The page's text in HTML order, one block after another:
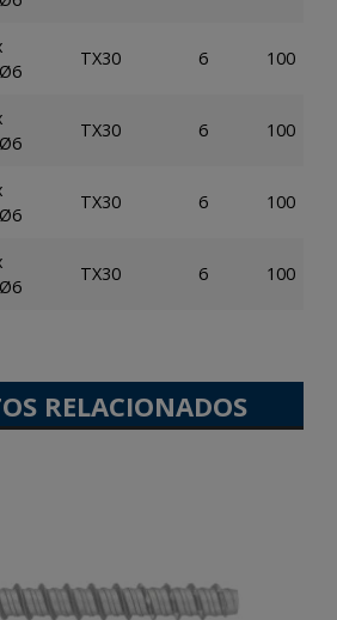
TX30 6 100
TX30 6 100
TX30 6 100
TX30 6 100
RELACIONADOS